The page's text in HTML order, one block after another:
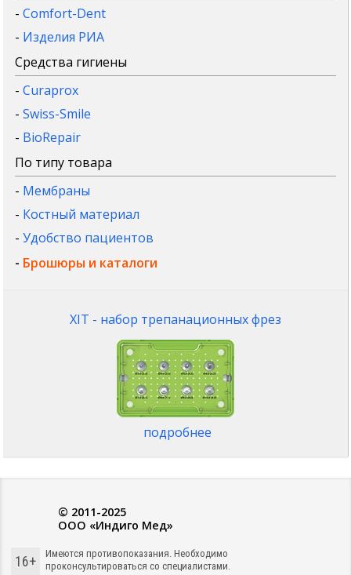
-Comfort-Dent
- Изделия РИА
Средства гигиены
-Curaprox
-Swiss-Smile
- BioRepair
По типу товара
- Мембраны
- Костный материал
-Удобство пациентов
- Брошюры и каталоги
XIT - набор трепанационных фрез
подробнее
© 2011-2025
ООО «Индиго Мед»
16+
Имеются противопоказания. Необходимо
проконсультироваться со специалистами.